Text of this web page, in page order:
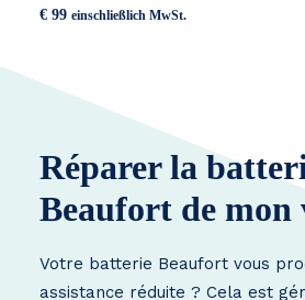
€ 99 einschließlich MwSt.
Réparer la
Beaufort de mon
Votre batterie Beaufort vous
assistance réduite ? Cela est